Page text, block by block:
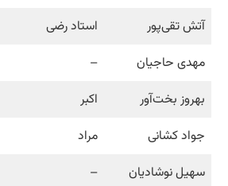
آتش تقی‌پور
استاد رضی
مهدی حاجیان
–
بهروز بخت‌آور
اکبر
جواد کشانی
مراد
سهیل نوشادیان
–